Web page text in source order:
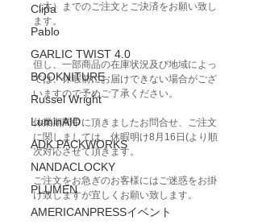
Clipa
Pablo
GARLIC TWIST 4.0
BOOKNITURE
Russel Wright
LuminAID
ADK PACKWORKS
NANDACLOCKY
PLUMEN
AMERICANPRESSイベント
（木）までのご注文とご決済をお願い致し
ます。
但し、一部商品の在庫状況及び地域によっ
ては、休暇前にお届けできない場合がござ
いますので予めご了承ください。
休業期間中に頂きましたお問合せ、ご注文
に関しましては、休暇明け8月16日(より順
次対応させて頂きます。
ご注文をお急ぎのお客様にはご迷惑をお掛
け致しますが宜しくお願い致します。